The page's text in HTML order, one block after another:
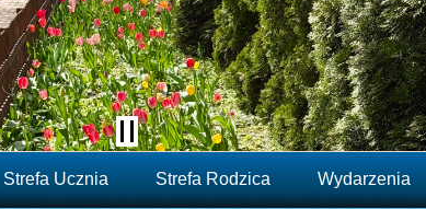
Strefa Ucznia Strefa Rodzica Wydarzenia